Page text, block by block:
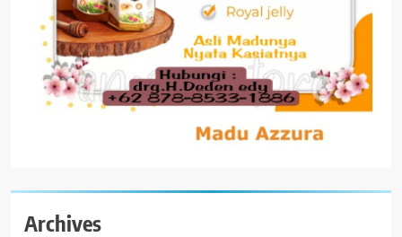
Archives